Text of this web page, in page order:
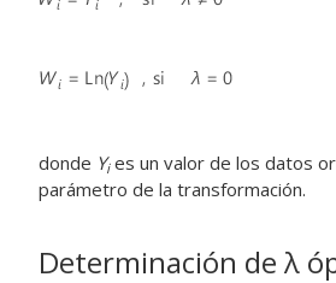
donde Yies un valor de los datos
parámetro de la transformación.
Determinación de λ